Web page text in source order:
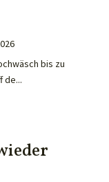
bis zu
de...